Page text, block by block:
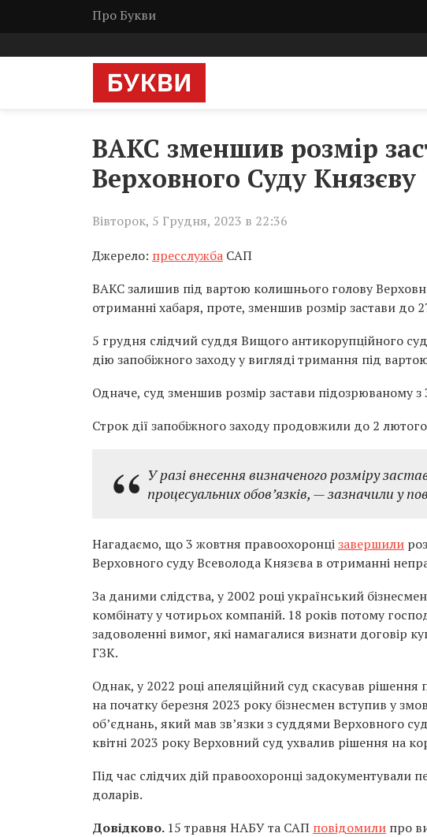
Про Букви
ВАКС зменшив розмір
Верховного Суду Князєву
Вівторок, 5 Грудня, 2023 в 22:36
Джерело: пресслужба САП
ВАКС залишив під вартою колишнього голову
отриманні хабаря, проте, зменшив розмір застави до
5 грудня слідчий суддя Вищого антикорупційного
дію запобіжного заходу у вигляді тримання під
Одначе, суд зменшив розмір застави підозрюваному
Строк дії запобіжного заходу продовжили до 2
У разі внесення визначеного розміру
процесуальних обов’язків, — зазначили у
Нагадаємо, що 3 жовтня правоохоронцізавершили
Верховного суду Всеволода Князєва в отриманні
За даними слідства, у 2002 році український
комбінату у чотирьох компаній. 18 років потому
задоволенні вимог, які намагалися визнати договір
ГЗК.
Однак, у 2022 році апеляційний суд скасував рішення
на початку березня 2023 року бізнесмен вступив у
об’єднань, який мав зв’язки з суддями Верховного
квітні 2023 року Верховний суд ухвалив рішення на
Під час слідчих дій правоохоронці
доларів.
Довідково. 15 травня НАБУ та САП повідомили про